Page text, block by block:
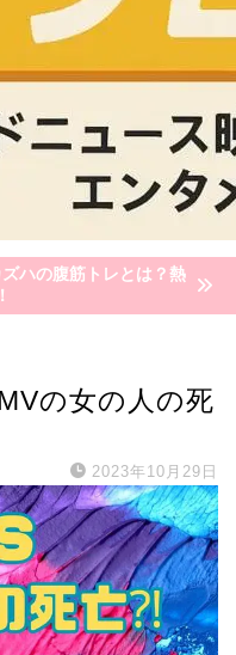
ハの腹筋トレとは？熱
の女の人の死
2023年10月29日